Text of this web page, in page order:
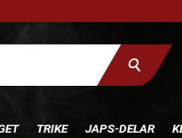
TRIKE JAPS-DELAR